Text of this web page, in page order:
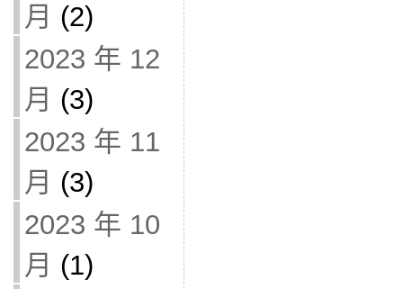
月 (2)
2023 年 12
月 (3)
2023 年 11
月 (3)
2023 年 10
月 (1)